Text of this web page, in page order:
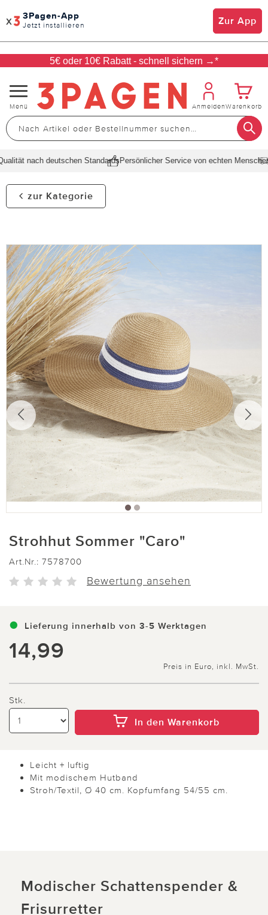
x 3Pagen-App
Jetzt installieren Zur App
5€ oder 10€ Rabatt - schnell sichern →*
Navigation
umschalten
Menü AnmeldenWarenkorb
nach deutschen StandardsPersönlicher Service von echten Menschen
zur Kategorie
Strohhut Sommer "Caro"
Art.Nr.: 7578700
Bewertung ansehen
Lieferung innerhalb von 3-5 Werktagen
14,99
Preis in Euro, inkl. MwSt.
Stk.
In den Warenkorb
Leicht + luftig
Mit modischem Hutband
Stroh/Textil, Ø 40 cm. Kopfumfang 54/55 cm.
Modischer Schattenspender &
Frisurretter